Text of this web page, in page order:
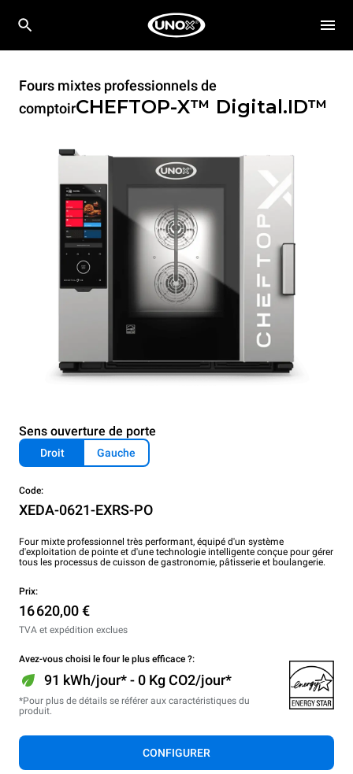
Fours mixtes professionnels de
comptoirCHEFTOP-X™ Digital.ID™
Sens ouverture de porte
Droit Gauche
Code:
XEDA-0621-EXRS-PO
Four mixte professionnel très performant, équipé d'un système
d'exploitation de pointe et d'une technologie intelligente conçue pour gérer
tous les processus de cuisson de gastronomie, pâtisserie et boulangerie.
Prix:
16 620,00 €
TVA et expédition exclues
Avez-vous choisi le four le plus efficace ?:
91 kWh/jour* - 0 Kg CO2/jour*
*Pour plus de détails se référer aux caractéristiques du
produit.
CONFIGURER